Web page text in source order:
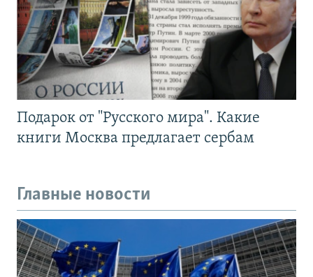
Подарок от "Русского мира". Какие
книги Москва предлагает сербам
Главные новости